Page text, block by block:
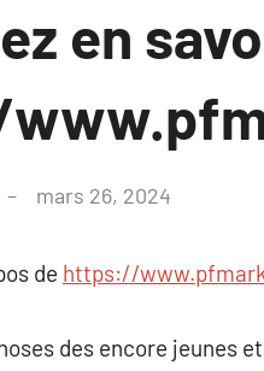
en
mars 26, 2024
de https://
des encore jeunes